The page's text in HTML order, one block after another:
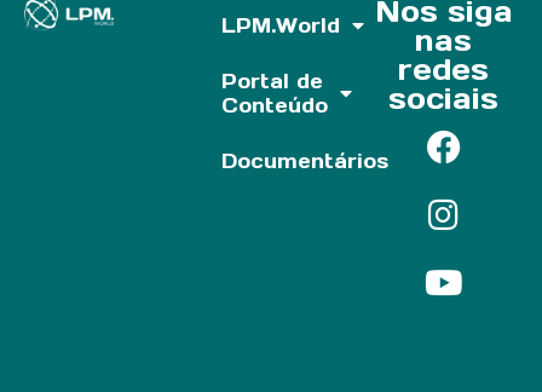
LPM.World
Portal de
Conteúdo
Documentários
Nos siga
nas
redes
sociais